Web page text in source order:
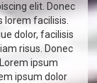
elit. Donec
facilisis.
dolor, facilisis
risus. Donec
ipsum
ipsum dolor